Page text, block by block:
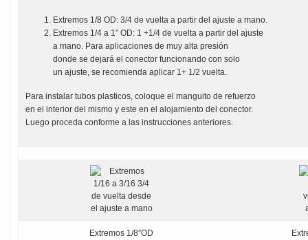
Extremos 1/8 OD: 3/4 de vuelta a partir del ajuste a mano.
Extremos 1/4 a 1” OD: 1 +1/4 de vuelta a partir del ajuste
a mano. Para aplicaciones de muy alta presión
donde se dejará el conector funcionando con solo
un ajuste, se recomienda aplicar 1+ 1/2 vuelta.
Para instalar tubos plasticos, coloque el manguito de refuerzo
en el interior del mismo y este en el alojamiento del conector.
Luego proceda conforme a las instrucciones anteriores.
Extremos 1/8”OD